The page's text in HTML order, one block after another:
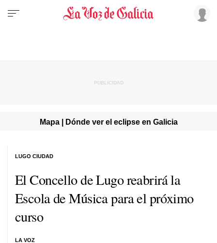
Mapa | Dónde ver el eclipse en Galicia
El Concello de Lugo reabrirá la
Escola de Música para el próximo
curso
LA VOZ
LUGO CIUDAD